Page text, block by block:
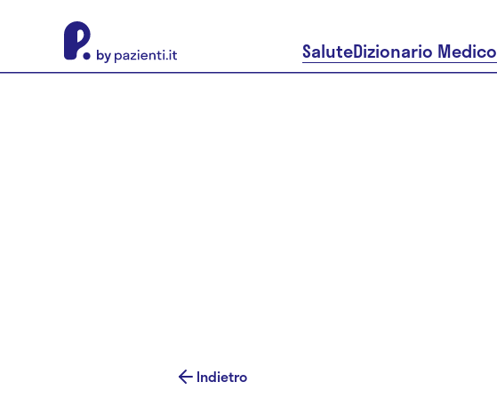
SaluteDizionario Medico
Indietro